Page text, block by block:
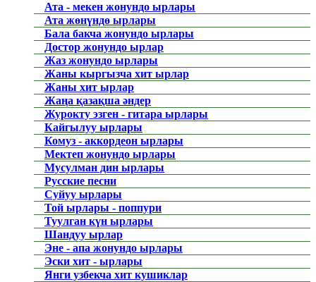
Ата - мекен жонундо ырлары
Ата жөнүндө ырлары
Бала бакча жонундо ырлары
Достор жонундо ырлар
Жаз жонундо ырлары
Жаны кыргызча хит ырлар
Жаны хит ырлар
Жаңа қазақша әндер
Журокту эзген - гитара ырлары
Кайгылуу ырлары
Комуз - аккордеон ырлары
Мектеп жонундо ырлары
Мусулман дин ырлары
Русские песни
Суйуу ырлары
Той ырлары - поппури
Туулган күн ырлары
Шандуу ырлар
Эне - апа жонундо ырлары
Эски хит - ырлары
Янги узбекча хит кушиклар